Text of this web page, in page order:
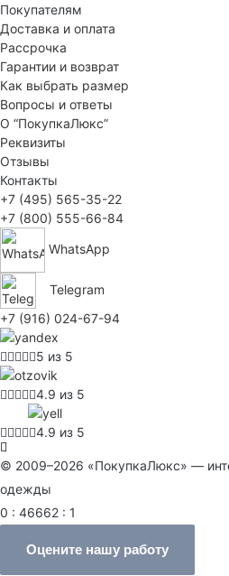
Покупателям
Доставка и оплата
Рассрочка
Гарантии и возврат
Как выбрать размер
Вопросы и ответы
О “ПокупкаЛюкс”
Реквизиты
Отзывы
Контакты
+7 (495) 565-35-22
+7 (800) 555-66-84
WhatsApp
Telegram
+7 (916) 024-67-94
5 из 5
4.9 из 5
4.9 из 5
© 2009–2026 «ПокупкаЛюкс» —
одежды
0 : 46662 : 1
Оцените нашу работу